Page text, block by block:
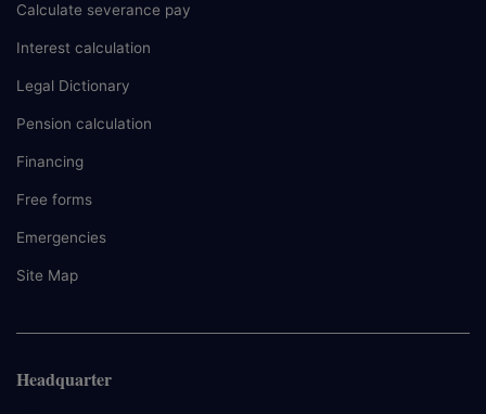
Calculate severance pay
Interest calculation
Legal Dictionary
Pension calculation
Financing
Free forms
Emergencies
Site Map
Headquarter